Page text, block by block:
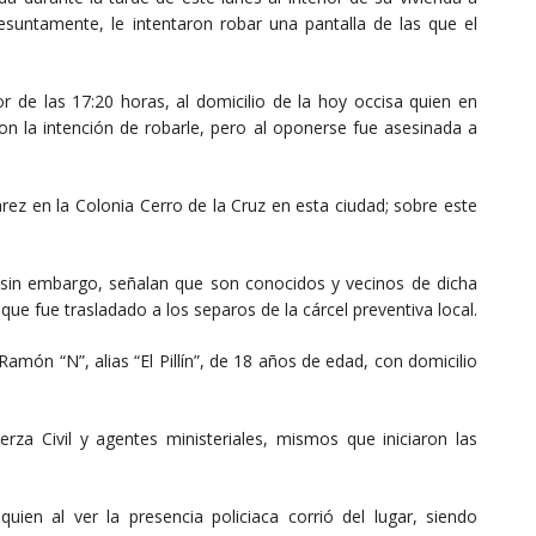
le intentaron robar una pantalla de las que el
de las 17:20 horas, al domicilio de la hoy occisa quien en
la intención de robarle, pero al oponerse fue asesinada a
en la Colonia Cerro de la Cruz en esta ciudad; sobre este
embargo, señalan que son conocidos y vecinos de dicha
fue trasladado a los separos de la cárcel preventiva local.
“N”, alias “El Pillín”, de 18 años de edad, con domicilio
Civil y agentes ministeriales, mismos que iniciaron las
al ver la presencia policiaca corrió del lugar, siendo